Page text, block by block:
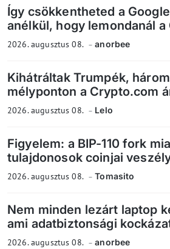
Így csökkentheted a
anélkül, hogy lemondanál a
2026. augusztus 08. anorbee
Kihátráltak Trumpék,
mélyponton a Crypto.com
2026. augusztus 08. Lelo
Figyelem: a BIP-110 fork
tulajdonosok coinjai
2026. augusztus 08. Tomasito
Nem minden lezárt laptop
ami adatbiztonsági
2026. augusztus 08. anorbee